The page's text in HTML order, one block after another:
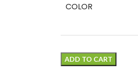
COLOR
ADD TO CART